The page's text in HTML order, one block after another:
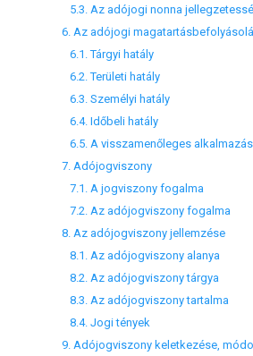
5.3. Az adójogi nonna
6. Az adójogi
6.1. Tárgyi hatály
6.2. Területi hatály
6.3. Személyi hatály
6.4. Időbeli hatály
6.5. A visszamenőleges
7. Adójogviszony
7.1. A jogviszony fogalma
7.2. Az adójogviszony fogalma
8. Az adójogviszony jellemzése
8.1. Az adójogviszony alanya
8.2. Az adójogviszony tárgya
8.3. Az adójogviszony tartalma
8.4. Jogi tények